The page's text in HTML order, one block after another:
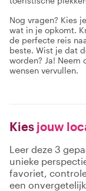
Nog vragen? Kies
wat in je opkomt.
de perfecte reis
beste. Wist je dat
worden? Ja!
wensen vervullen.
Kies jouw
Leer deze 3
unieke
favoriet,
een